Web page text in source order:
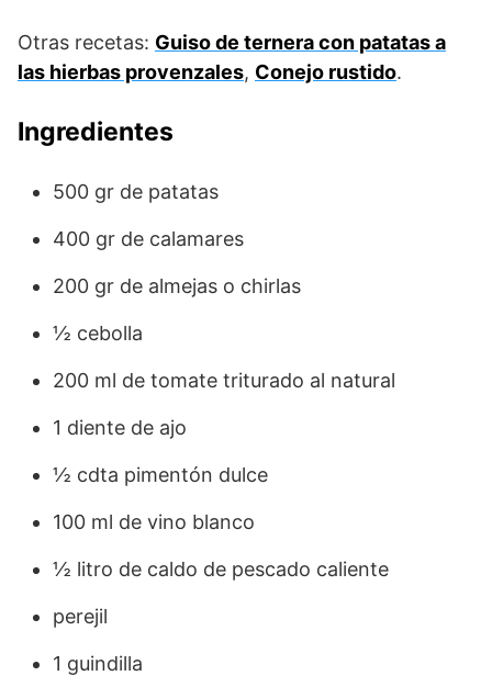
Otras recetas: Guiso de ternera con patatas a
las hierbas provenzales, Conejo rustido.
Ingredientes
500 gr de patatas
400 gr de calamares
200 gr de almejas o chirlas
½ cebolla
200 ml de tomate triturado al natural
1 diente de ajo
½ cdta pimentón dulce
100 ml de vino blanco
½ litro de caldo de pescado caliente
perejil
1 guindilla